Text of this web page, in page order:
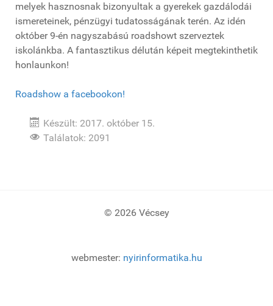
melyek hasznosnak bizonyultak a gyerekek gazdálodái
ismereteinek, pénzügyi tudatosságának terén. Az idén
október 9-én nagyszabású roadshowt szerveztek
iskolánkba. A fantasztikus délután képeit megtekinthetik
honlaunkon!
Roadshow a facebookon!
Készült: 2017. október 15.
Találatok: 2091
© 2026 Vécsey
webmester: nyirinformatika.hu